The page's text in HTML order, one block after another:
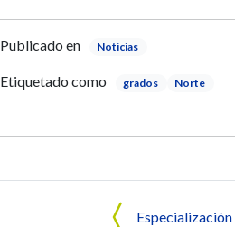
Publicado en Noticias
Etiquetado como grados Norte
Navegación de